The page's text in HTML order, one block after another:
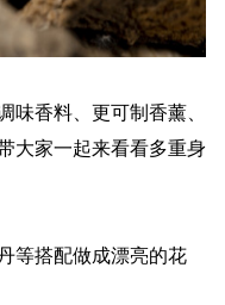
香料、更可制香薰、
大家一起来看看多重身
等搭配做成漂亮的花